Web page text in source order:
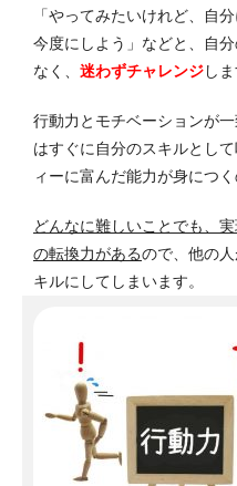
「やってみたいけれど、自
今度にしよう」などと、自
なく、 迷わずチャレンジしま
行動力とモチベーションが
はすぐに自分のスキルとし
ィーに富んだ能力が身につく
どんなに難しいことでも、
の転換力があるので、他の
キルにしてしまいます。